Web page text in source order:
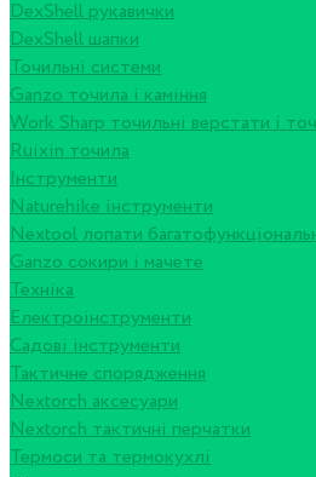
DexShell рукавички
DexShell шапки
Точильні системи
Ganzo точила і каміння
Work Sharp точильні верстати і
Ruixin точила
Інструменти
Naturehike інструменти
Nextool лопати
Ganzo сокири і мачете
Техніка
Електроінструменти
Садові інструменти
Тактичне спорядження
Nextorch аксесуари
Nextorch тактичні перчатки
Термоси та термокухлі